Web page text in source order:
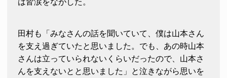
は皆涙をながした。
田村も「みなさんの話を聞いていて、僕は山本さん
を支え過ぎていたと思いました。でも、あの時山本
さんは立っていられないくらいだったので、山本さ
んを支えないとと思いました」と泣きながら思いを